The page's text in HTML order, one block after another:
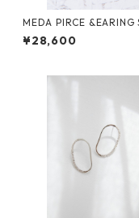
MEDA PIRCE &EARING SLV
メダピアス&イヤリング
¥28,600